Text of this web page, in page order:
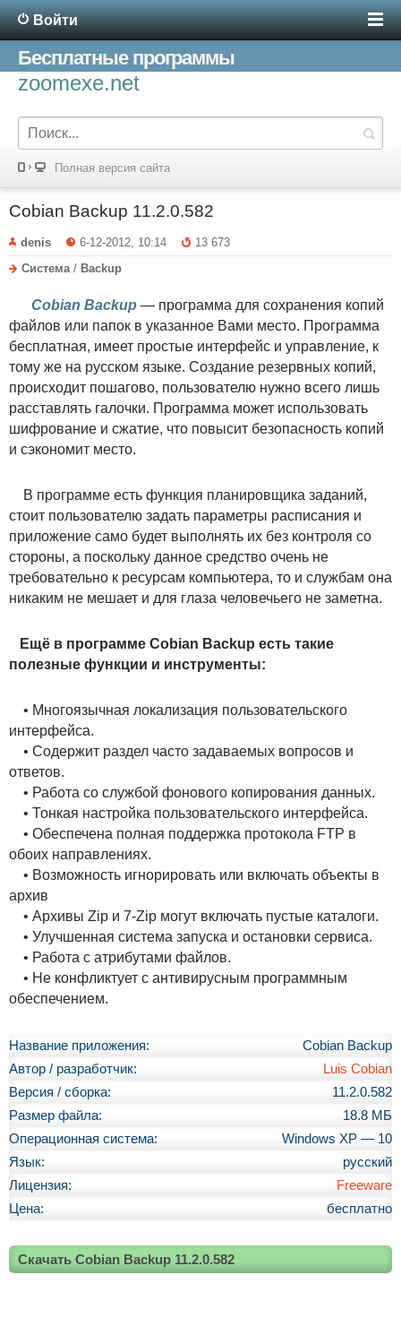
Войти
Бесплатные программы
zoomexe.net
Полная версия сайта
Cobian Backup 11.2.0.582
denis 6-12-2012, 10:14
13 673
Система / Backup
Cobian Backup — программа для сохранения копий
файлов или папок в указанное Вами место. Программа
бесплатная, имеет простые интерфейс и управление, к
тому же на русском языке. Создание резервных копий,
происходит пошагово, пользователю нужно всего лишь
расставлять галочки. Программа может использовать
шифрование и сжатие, что повысит безопасность копий
и сэкономит место.
В программе есть функция планировщика заданий,
стоит пользователю задать параметры расписания и
приложение само будет выполнять их без контроля со
стороны, а поскольку данное средство очень не
требовательно к ресурсам компьютера, то и службам она
никаким не мешает и для глаза человечьего не заметна.
Ещё в программе Cobian Backup есть такие
полезные функции и инструменты:
• Многоязычная локализация пользовательского
интерфейса.
• Содержит раздел часто задаваемых вопросов и
ответов.
• Работа со службой фонового копирования данных.
• Тонкая настройка пользовательского интерфейса.
• Обеспечена полная поддержка протокола FTP в
обоих направлениях.
• Возможность игнорировать или включать объекты в
архив
• Архивы Zip и 7-Zip могут включать пустые каталоги.
• Улучшенная система запуска и остановки сервиса.
• Работа с атрибутами файлов.
• Не конфликтует с антивирусным программным
обеспечением.
Название приложения:
Cobian Backup
Автор / разработчик:
Luis Cobian
Версия / сборка:
11.2.0.582
Размер файла:
18.8 МБ
Операционная система:
Windows XP — 10
Язык:
русский
Лицензия:
Freeware
Цена:
бесплатно
Скачать Cobian Backup 11.2.0.582